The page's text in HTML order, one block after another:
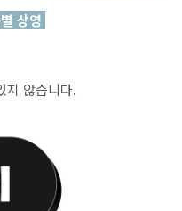
상영
지 않습니다.